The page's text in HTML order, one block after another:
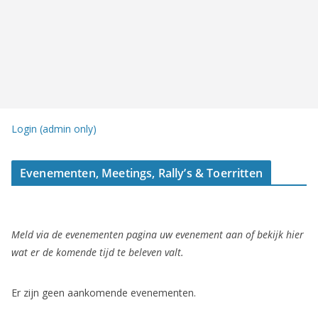
Login (admin only)
Evenementen, Meetings, Rally’s & Toerritten
Meld via de evenementen pagina uw evenement aan of bekijk hier
wat er de komende tijd te beleven valt.
Er zijn geen aankomende evenementen.